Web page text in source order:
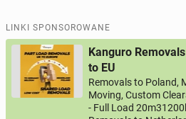
LINKI SPONSOROWANE
Kanguro
to EU
Removals to Poland,
Moving, Custom
- Full Load